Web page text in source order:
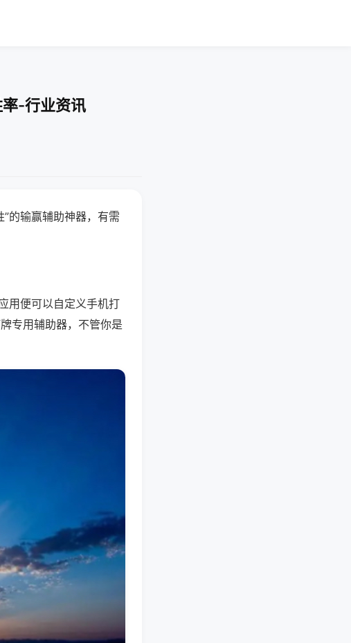
-行业资讯
的输赢辅助神器，有需
用便可以自定义手机打
专用辅助器，不管你是